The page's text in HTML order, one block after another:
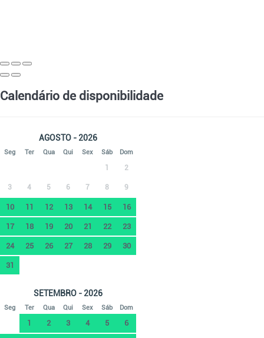
Calendário de disponibilidade
AGOSTO - 2026
Seg Ter Qua Qui Sex Sáb Dom
1 2
3 4 5 6 7 8 9
10 11 12 13 14 15 16
17 18 19 20 21 22 23
24 25 26 27 28 29 30
31
SETEMBRO - 2026
Seg Ter Qua Qui Sex Sáb Dom
1 2 3 4 5 6